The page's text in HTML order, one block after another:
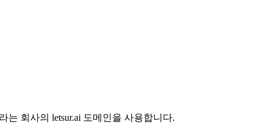
회사의 letsur.ai 도메인을 사용합니다.